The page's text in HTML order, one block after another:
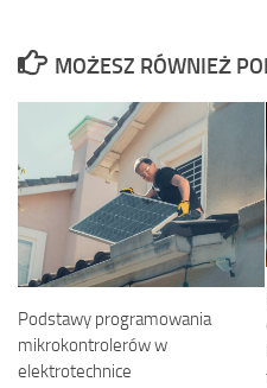
MOŻESZ RÓWNIEŻ
Podstawy programowania
mikrokontrolerów w
elektrotechnice